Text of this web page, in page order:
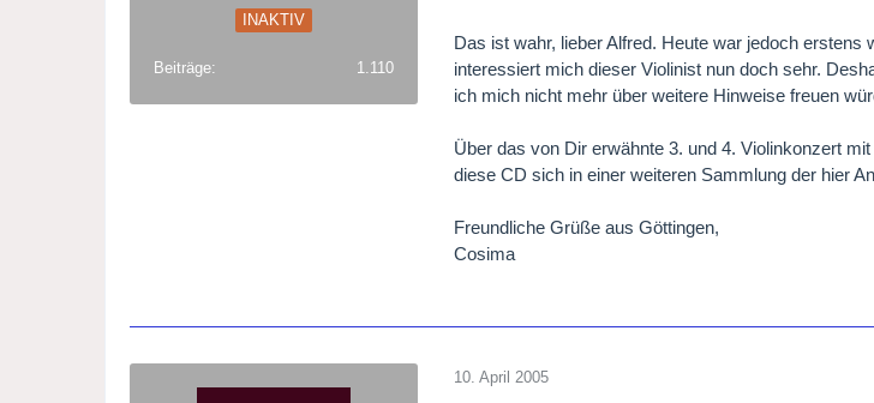
INAKTIV
Beiträge 1.110
Das ist wahr, lieber Alfred. Heute war jedoch
interessiert mich dieser Violinist nun doch sehr.
ich mich nicht mehr über weitere Hinweise freuen
Über das von Dir erwähnte 3. und 4. Violinkonzert
diese CD sich in einer weiteren Sammlung der hier
Freundliche Grüße aus Göttingen,
Cosima
10. April 2005